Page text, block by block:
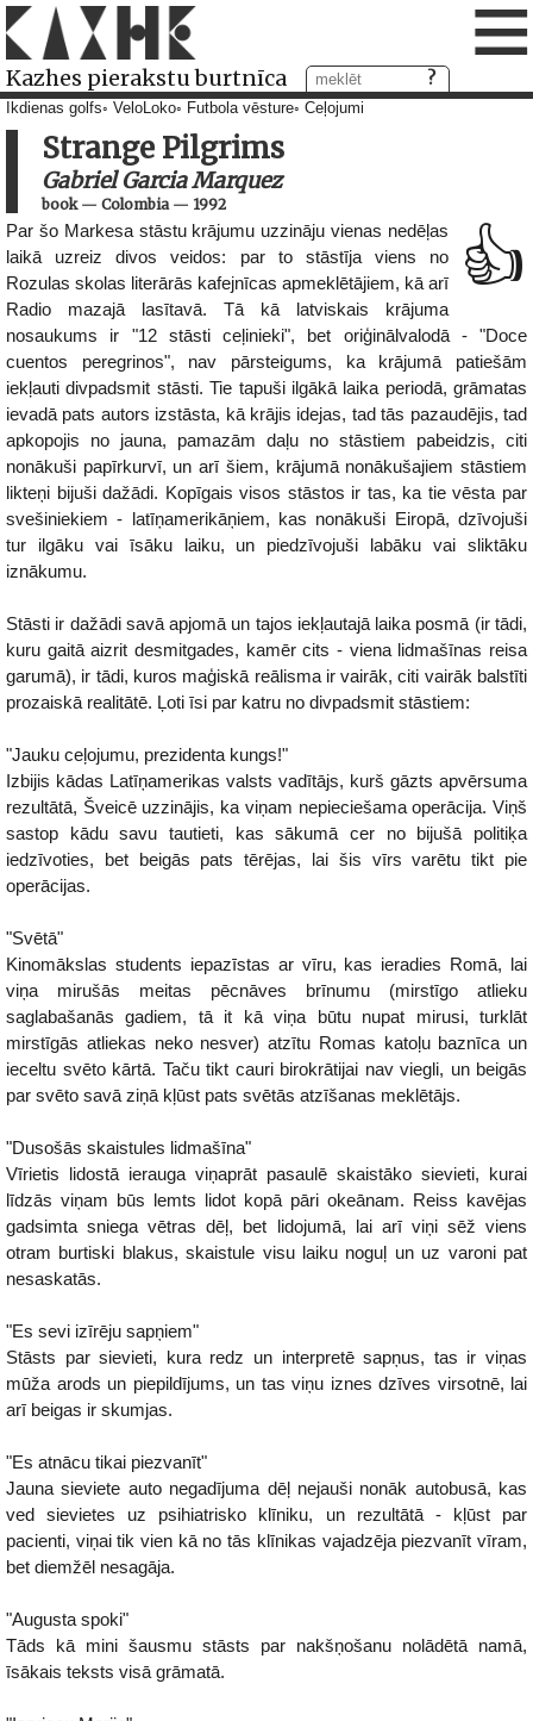
Kazhes pierakstu burtnīca ≡
Ikdienas golfs VeloLoko Futbola vēsture Ceļojumi
Strange Pilgrims
Gabriel Garcia Marquez
book— Colombia— 1992
👍
Par šo Markesa stāstu krājumu uzzināju vienas nedēļas
laikā uzreiz divos veidos: par to stāstīja viens no
Rozulas skolas literārās kafejnīcas apmeklētājiem, kā arī
Radio mazajā lasītavā. Tā kā latviskais krājuma
nosaukums ir "12 stāsti ceļinieki", bet oriģinālvalodā - "Doce
cuentos peregrinos", nav pārsteigums, ka krājumā patiešām
iekļauti divpadsmit stāsti. Tie tapuši ilgākā laika periodā, grāmatas
ievadā pats autors izstāsta, kā krājis idejas, tad tās pazaudējis, tad
apkopojis no jauna, pamazām daļu no stāstiem pabeidzis, citi
nonākuši papīrkurvī, un arī šiem, krājumā nonākušajiem stāstiem
likteņi bijuši dažādi. Kopīgais visos stāstos ir tas, ka tie vēsta par
svešiniekiem - latīņamerikāņiem, kas nonākuši Eiropā, dzīvojuši
tur ilgāku vai īsāku laiku, un piedzīvojuši labāku vai sliktāku
iznākumu.
Stāsti ir dažādi savā apjomā un tajos iekļautajā laika posmā (ir tādi,
kuru gaitā aizrit desmitgades, kamēr cits - viena lidmašīnas reisa
garumā), ir tādi, kuros maģiskā reālisma ir vairāk, citi vairāk balstīti
prozaiskā realitātē. Ļoti īsi par katru no divpadsmit stāstiem:
"Jauku ceļojumu, prezidenta kungs!"
Izbijis kādas Latīņamerikas valsts vadītājs, kurš gāzts apvērsuma
rezultātā, Šveicē uzzinājis, ka viņam nepieciešama operācija. Viņš
sastop kādu savu tautieti, kas sākumā cer no bijušā politiķa
iedzīvoties, bet beigās pats tērējas, lai šis vīrs varētu tikt pie
operācijas.
"Svētā"
Kinomākslas students iepazīstas ar vīru, kas ieradies Romā, lai
viņa mirušās meitas pēcnāves brīnumu (mirstīgo atlieku
saglabašanās gadiem, tā it kā viņa būtu nupat mirusi, turklāt
mirstīgās atliekas neko nesver) atzītu Romas katoļu baznīca un
ieceltu svēto kārtā. Taču tikt cauri birokrātijai nav viegli, un beigās
par svēto savā ziņā kļūst pats svētās atzīšanas meklētājs.
"Dusošās skaistules lidmašīna"
Vīrietis lidostā ierauga viņaprāt pasaulē skaistāko sievieti, kurai
līdzās viņam būs lemts lidot kopā pāri okeānam. Reiss kavējas
gadsimta sniega vētras dēļ, bet lidojumā, lai arī viņi sēž viens
otram burtiski blakus, skaistule visu laiku noguļ un uz varoni pat
nesaskatās.
"Es sevi izīrēju sapņiem"
Stāsts par sievieti, kura redz un interpretē sapņus, tas ir viņas
mūža arods un piepildījums, un tas viņu iznes dzīves virsotnē, lai
arī beigas ir skumjas.
"Es atnācu tikai piezvanīt"
Jauna sieviete auto negadījuma dēļ nejauši nonāk autobusā, kas
ved sievietes uz psihiatrisko klīniku, un rezultātā - kļūst par
pacienti, viņai tik vien kā no tās klīnikas vajadzēja piezvanīt vīram,
bet diemžēl nesagāja.
"Augusta spoki"
Tāds kā mini šausmu stāsts par nakšņošanu nolādētā namā,
īsākais teksts visā grāmatā.